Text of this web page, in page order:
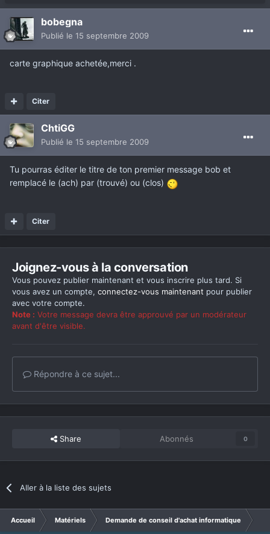
bobegna
Publié le 15 septembre 2009
carte graphique achetée,merci .
Citer
ChtiGG
Publié le 15 septembre 2009
Tu pourras éditer le titre de ton premier message bob et
remplacé le (ach) par (trouvé) ou (clos)
Citer
Joignez-vous à la conversation
Vous pouvez publier maintenant et vous inscrire plus tard. Si
vous avez un compte, connectez-vous maintenant pour publier
avec votre compte.
Note : Votre message devra être approuvé par un modérateur
avant d'être visible.
Répondre à ce sujet...
Share Abonnés 0
Aller à la liste des sujets
Accueil Matériels Demande de conseil d'achat informatique